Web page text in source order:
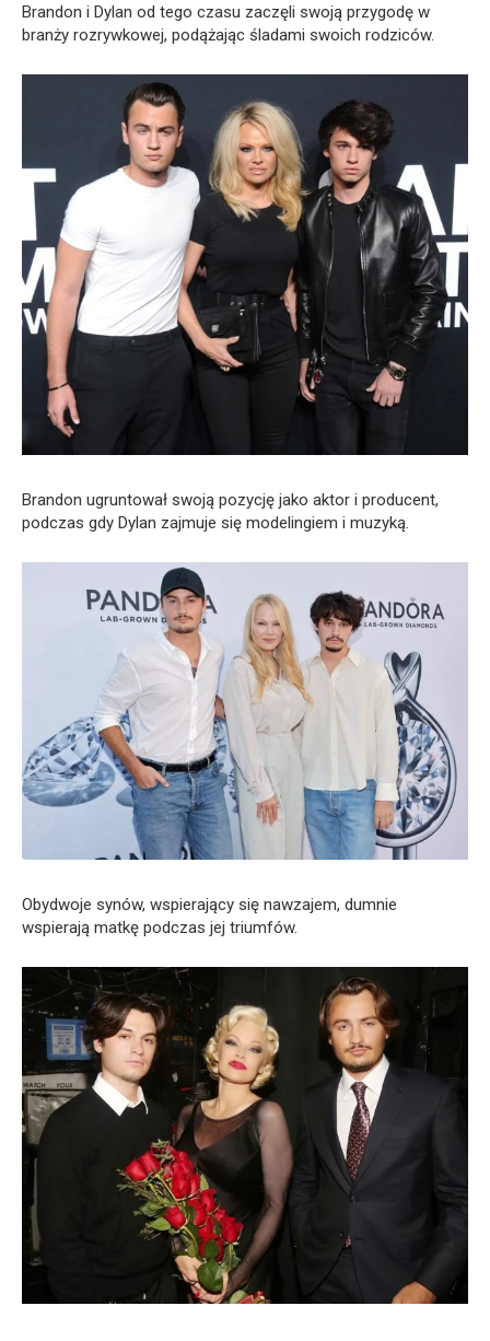
Brandon i Dylan od tego czasu zaczęli swoją przygodę w
branży rozrywkowej, podążając śladami swoich rodziców.
Brandon ugruntował swoją pozycję jako aktor i producent,
podczas gdy Dylan zajmuje się modelingiem i muzyką.
Obydwoje synów, wspierający się nawzajem, dumnie
wspierają matkę podczas jej triumfów.